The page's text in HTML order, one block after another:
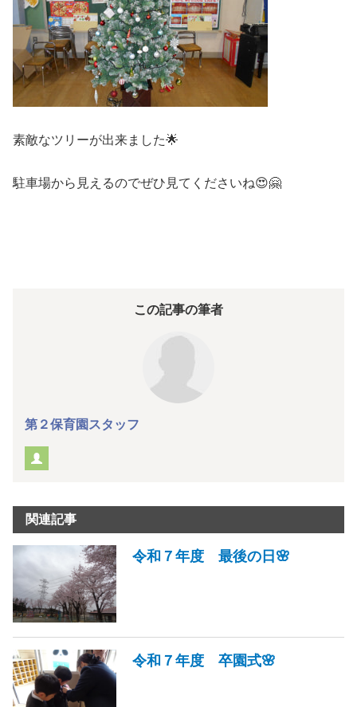
素敵なツリーが出来ました🌟
駐車場から見えるのでぜひ見てくださいね😍🤗
この記事の筆者
第２保育園スタッフ
関連記事
令和７年度 最後の日🌸
令和７年度 卒園式🌸